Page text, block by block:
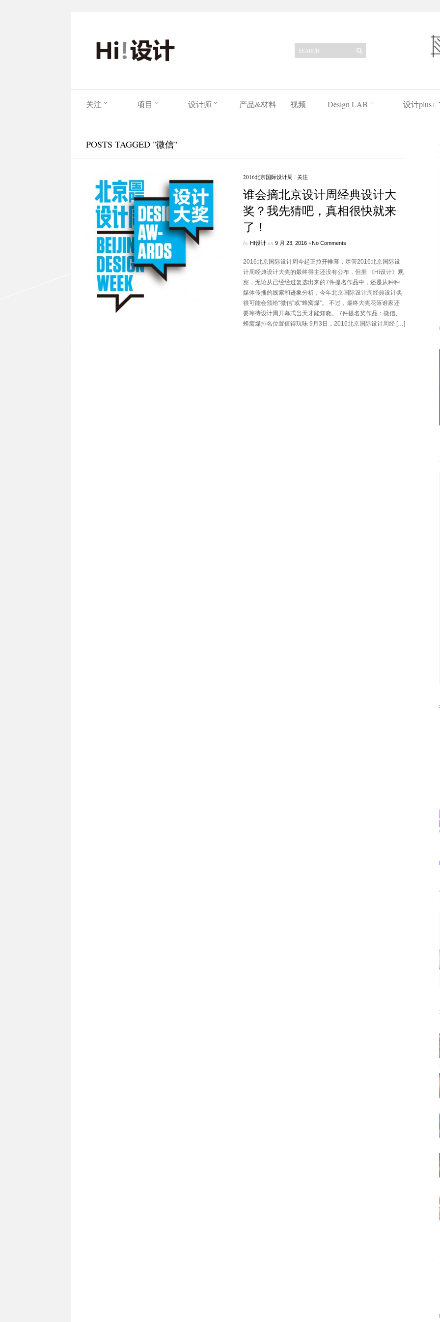
关注 项目 设计师 产品&材料 视频 Design LAB 设计plus+
POSTS TAGGED "微信"
2016北京国际设计周 / 关注
谁会摘北京设计周经典设计大
奖？我先猜吧，真相很快就来
了！
by HI设计on 9 月 23, 2016 •No Comments
2016北京国际设计周今起正拉开帷幕，尽管2016北京国际设
计周经典设计大奖的最终得主还没有公布，但据 《Hi设计》观
察，无论从已经经过复选出来的7件提名作品中，还是从种种
媒体传播的线索和迹象分析，今年北京国际设计周经典设计奖
很可能会颁给“微信”或“蜂窝煤”。 不过，最终大奖花落谁家还
要等待设计周开幕式当天才能知晓。 7件提名奖作品：微信、
蜂窝煤排名位置值得玩味 9月3日，2016北京国际设计周经 […]